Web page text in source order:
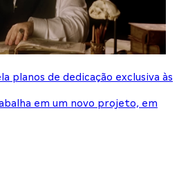
planos de dedicação exclusiva às
em um novo projeto, em